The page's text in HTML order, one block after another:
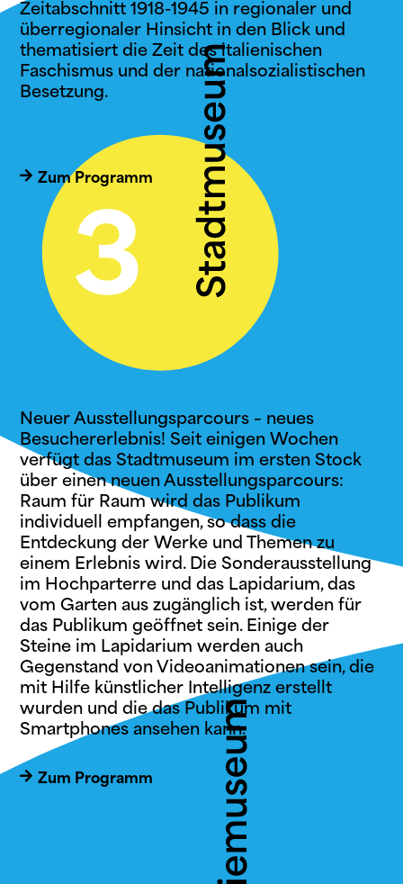
Zeitabschnitt 1918-1945 in regionaler und
überregionaler Hinsicht in den Blick und
thematisiert die Zeit des italienischen
Faschismus und der nationalsozialistischen
Besetzung.
Zum Programm
Neuer Ausstellungsparcours – neues
Besuchererlebnis! Seit einigen Wochen
verfügt das Stadtmuseum im ersten Stock
über einen neuen Ausstellungsparcours:
Raum für Raum wird das Publikum
individuell empfangen, so dass die
Entdeckung der Werke und Themen zu
einem Erlebnis wird. Die Sonderausstellung
im Hochparterre und das Lapidarium, das
vom Garten aus zugänglich ist, werden für
das Publikum geöffnet sein. Einige der
Steine im Lapidarium werden auch
Gegenstand von Videoanimationen sein, die
mit Hilfe künstlicher Intelligenz erstellt
wurden und die das Publikum mit
Smartphones ansehen kann.
Zum Programm